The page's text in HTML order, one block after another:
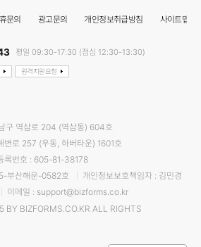
문의 광고문의 개인정보취급방침 사이트맵
평일 09:30-17:30 (점심 12:30-13:30)
원격지원요청
구 역삼로 204 (역삼동) 604호
변로 257 (우동, 하버타운) 1601호
록번호 : 605-81-38178
부산해운-0582호
개인정보보호책임자 : 김민경
이메일 : support@bizforms.co.kr
BIZFORMS.CO.KR ALL RIGHTS